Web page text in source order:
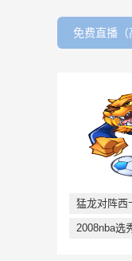
免费直播（
猛龙对阵西
2008nba选